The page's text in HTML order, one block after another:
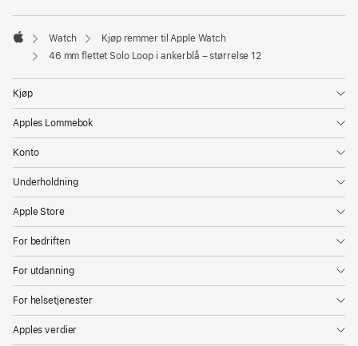
Apple
Watch
Kjøp remmer til Apple Watch
46 mm flettet Solo Loop i ankerblå – størrelse 12
Kjøp
Apples Lommebok
Konto
Underholdning
Apple Store
For bedriften
For utdanning
For helsetjenester
Apples verdier